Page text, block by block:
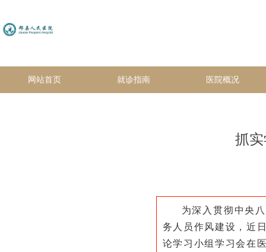
网站首页 就诊指南 医院概况
抓
为深入贯彻中央
务人员作风建设，近
论学习小组学习会在